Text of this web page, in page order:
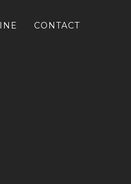
CONTACT